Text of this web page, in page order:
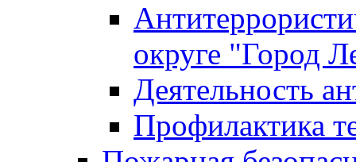
округе "Город
Деятельность
Профилактика